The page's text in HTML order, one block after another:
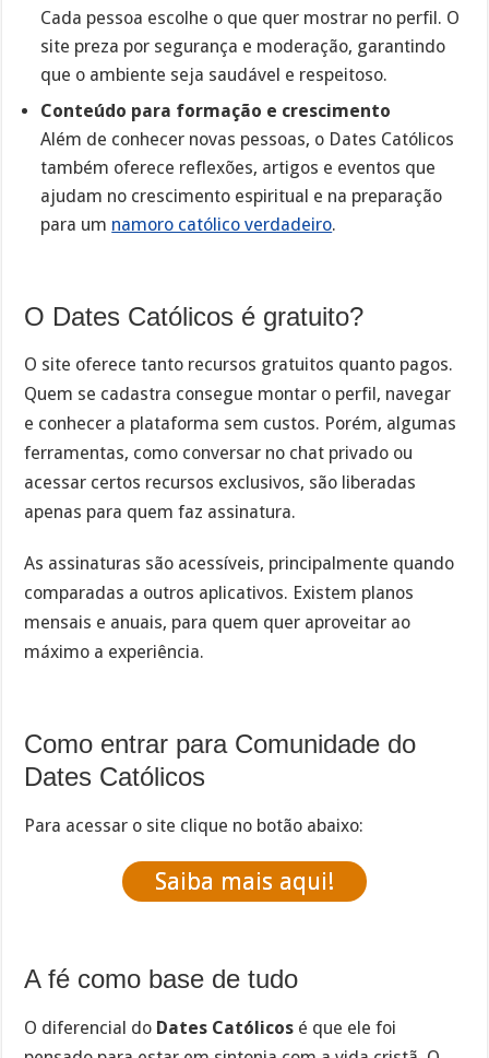
Cada pessoa escolhe o que quer mostrar no perfil. O
site preza por segurança e moderação, garantindo
que o ambiente seja saudável e respeitoso.
Conteúdo para formação e crescimento
Além de conhecer novas pessoas, o Dates Católicos
também oferece reflexões, artigos e eventos que
ajudam no crescimento espiritual e na preparação
para um namoro católico verdadeiro.
O Dates Católicos é gratuito?
O site oferece tanto recursos gratuitos quanto pagos.
Quem se cadastra consegue montar o perfil, navegar
e conhecer a plataforma sem custos. Porém, algumas
ferramentas, como conversar no chat privado ou
acessar certos recursos exclusivos, são liberadas
apenas para quem faz assinatura.
As assinaturas são acessíveis, principalmente quando
comparadas a outros aplicativos. Existem planos
mensais e anuais, para quem quer aproveitar ao
máximo a experiência.
Como entrar para Comunidade do
Dates Católicos
Para acessar o site clique no botão abaixo:
Saiba mais aqui!
A fé como base de tudo
O diferencial do Dates Católicos é que ele foi